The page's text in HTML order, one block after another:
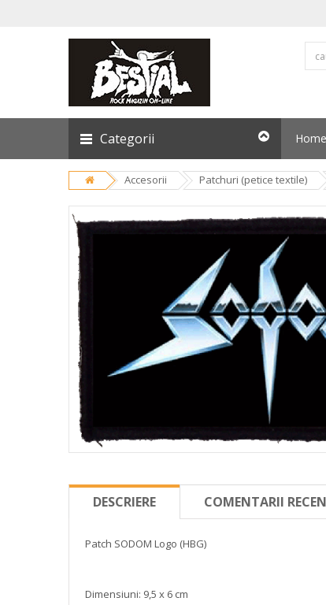
Categorii Home
Accesorii Patchuri (petice textile)
DESCRIERE COMENTARII
Patch SODOM Logo (HBG)
Dimensiuni: 9,5 x 6 cm